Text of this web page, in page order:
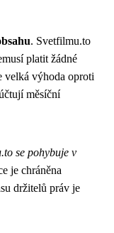
. Svetfilmu.to
platit žádné
velká výhoda oproti
měsíční
se pohybuje v
je chráněna
držitelů práv je